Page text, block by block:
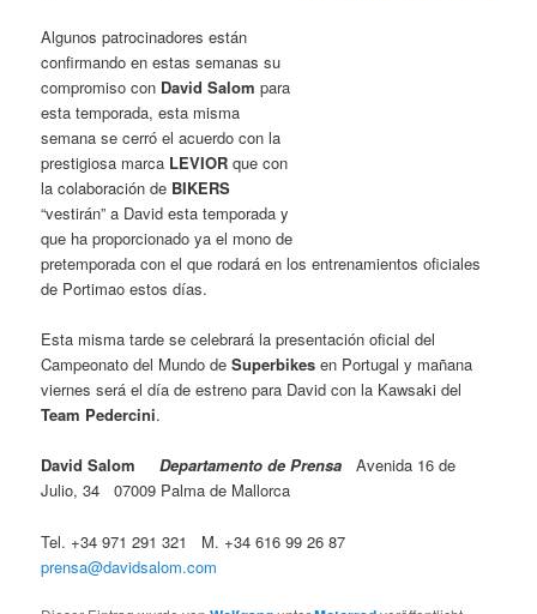
Algunos patrocinadores están
confirmando en estas semanas su
compromiso con David Salom para
esta temporada, esta misma
semana se cerró el acuerdo con la
prestigiosa marca LEVIOR que con
la colaboración de BIKERS
“vestirán” a David esta temporada y
que ha proporcionado ya el mono de
pretemporada con el que rodará en los entrenamientos oficiales
de Portimao estos días.
Esta misma tarde se celebrará la presentación oficial del
Campeonato del Mundo deSuperbikes en Portugal y mañana
viernes será el día de estreno para David con la Kawsaki del
Team Pedercini.
David SalomDepartamento de PrensaAvenida 16 de
Julio, 34 07009 Palma de Mallorca
Tel. +34 971 291 321 M. +34 616 99 26 87
prensa@davidsalom.com